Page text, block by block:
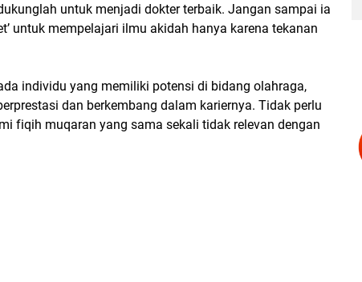
untuk menjadi dokter terbaik. Jangan sampai ia
untuk mempelajari ilmu akidah hanya karena tekanan
individu yang memiliki potensi di bidang olahraga,
dan berkembang dalam kariernya. Tidak perlu
fiqih muqaran yang sama sekali tidak relevan dengan